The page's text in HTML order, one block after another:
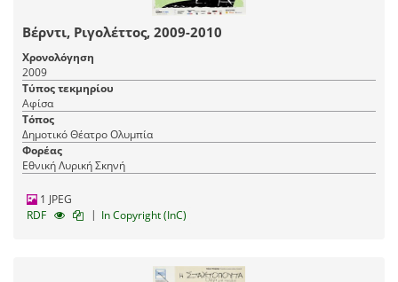
Βέρντι, Ριγολέττος, 2009-2010
Χρονολόγηση
2009
Τύπος τεκμηρίου
Αφίσα
Τόπος
Δημοτικό Θέατρο Ολυμπία
Φορέας
Εθνική Λυρική Σκηνή
1 JPEG
RDF
| In Copyright (InC)